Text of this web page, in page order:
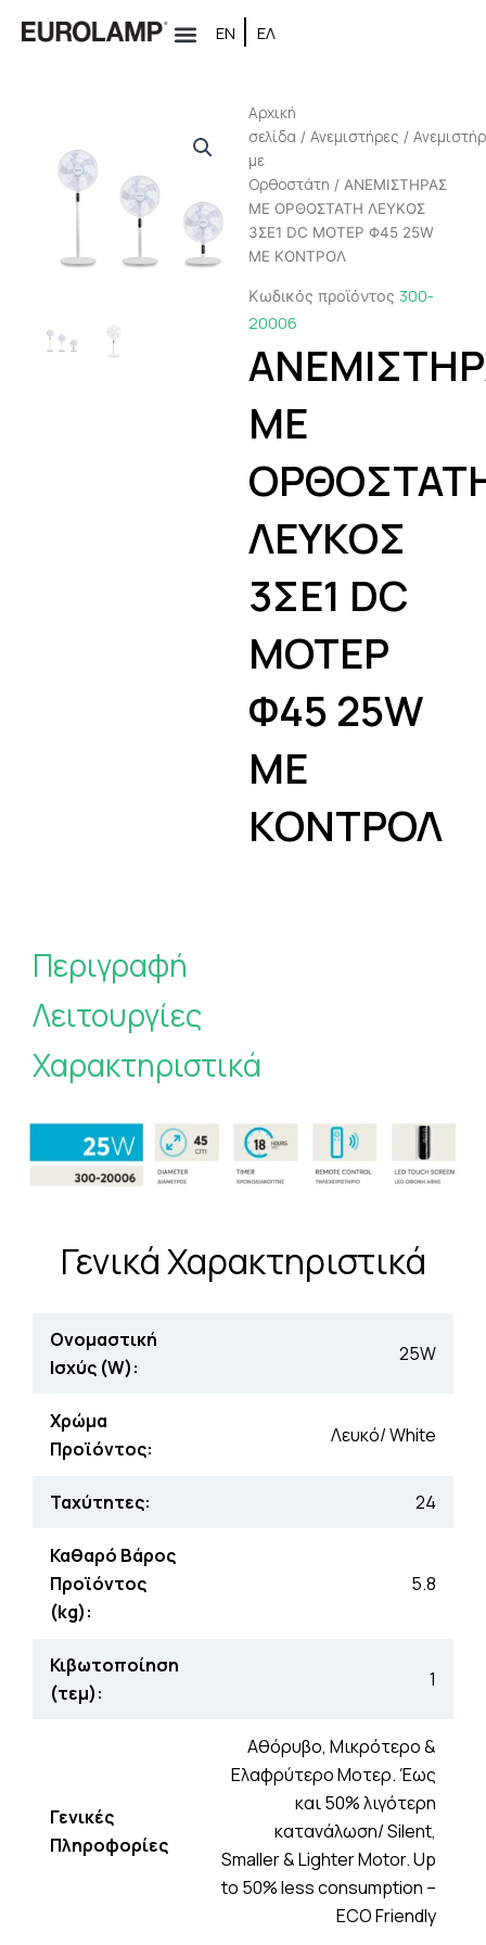
στο
ΕΝ ΕΛ
Αρχική
σελίδα /Ανεμιστήρες /
με
Ορθοστάτη / ΑΝΕΜΙΣΤΗΡΑΣ
ΜΕ ΟΡΘΟΣΤΑΤΗ ΛΕΥΚΟΣ
3ΣΕ1 DC ΜΟΤΕΡ Φ45 25W
ΜΕ ΚΟΝΤΡΟΛ
Κωδικός προϊόντος 300-
20006
ΜΕ
ΛΕΥΚΟΣ
3ΣΕ1 DC
ΜΟΤΕΡ
Φ45 25W
ΜΕ
ΚΟΝΤΡΟΛ
Περιγραφή
Λειτουργίες
Χαρακτηριστικά
Γενικά Χαρακτηριστικά
Ονομαστική
Ισχύς (W):
25W
Χρώμα
Προϊόντος:
Λευκό/ White
Ταχύτητες: 24
Καθαρό Βάρος
Προϊόντος
(kg):
5.8
Κιβωτοποίηση
(τεμ):
1
Γενικές
Πληροφορίες
Αθόρυβο, Μικρότερο &
Ελαφρύτερο Μοτερ. Έως
και 50% λιγότερη
κατανάλωση/ Silent,
Smaller & Lighter Motor. Up
to 50% less consumption –
ECO Friendly